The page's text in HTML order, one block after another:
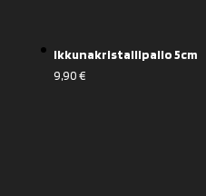
Ikkunakristallipallo 5cm
9,90€